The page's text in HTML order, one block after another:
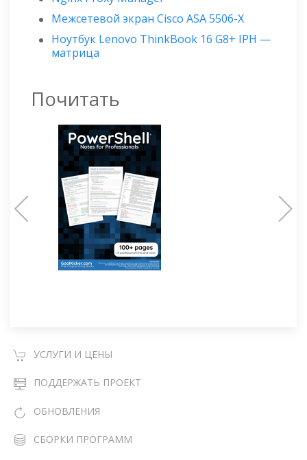
Межсетевой экран Cisco ASA 5506-X
Ноутбук Lenovo ThinkBook 16 G8+ IPH —
матрица
Почитать
УСЛУГИ И ЦЕНЫ
ПОДДЕРЖАТЬ ПРОЕКТ
ОБНОВЛЕНИЯ
СБОРКИ ПРОГРАММ